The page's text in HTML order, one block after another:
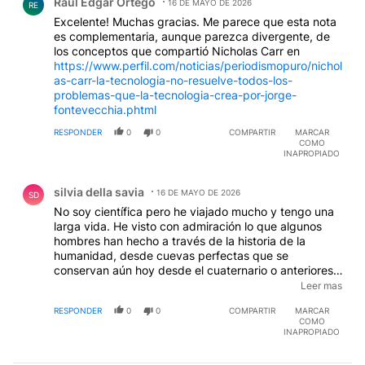
RE 16 DE MAYO DE 2026
Excelente! Muchas gracias. Me parece que esta nota
es complementaria, aunque parezca divergente, de
los conceptos que compartió Nicholas Carr en
https://www.perfil.com/noticias/periodismopuro/nichol
as-carr-la-tecnologia-no-resuelve-todos-los-
problemas-que-la-tecnologia-crea-por-jorge-
fontevecchia.phtml
RESPONDER 0 0 COMPARTIR
MARCAR
COMO
INAPROPIADO
SD silvia della savia 16 DE MAYO DE 2026
No soy científica pero he viajado mucho y tengo una
larga vida. He visto con admiración lo que algunos
hombres han hecho a través de la historia de la
humanidad, desde cuevas perfectas que se
conservan aún hoy desde el cuaternario o anteriores
hasta murales de cómo cazar Bisontes con un palo y
altísimas como un edificio actual, obras de arte como
las de Leonardo o Miguel Angel etc etc ettc pero las
Leer mas
RESPONDER 0 0 COMPARTIR
MARCAR
COMO
INAPROPIADO